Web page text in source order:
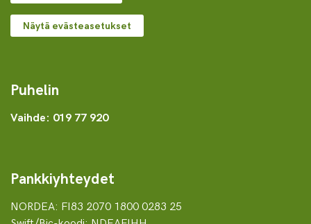
Näytä evästeasetukset
Puhelin
Vaihde: 019 77 920
Pankkiyhteydet
NORDEA: FI83 2070 1800 0283 25